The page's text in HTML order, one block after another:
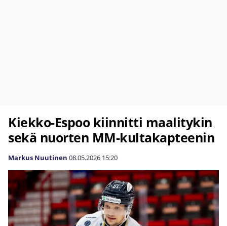
Kiekko-Espoo kiinnitti maalitykin
sekä nuorten MM-kultakapteenin
Markus Nuutinen 08.05.2026 15:20